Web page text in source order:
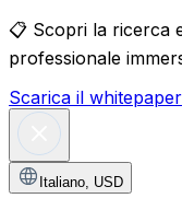
📋 Scopri la ricerca
professionale
Scarica il whitepaper
Italiano, USD